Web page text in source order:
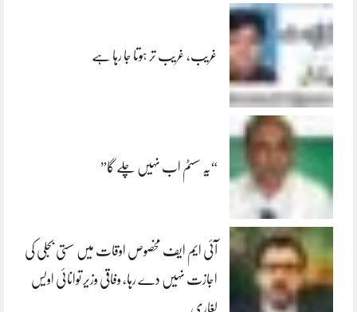
غریب، غریب تر ہوتا جا رہا ہے
“یہ سسٹم اب نہیں چلے گا”
آئی ایم ایف مخصوص اوقات میں سستی بجلی کی
اجازت نہیں دے رہا، وفاقی وزیر توانائی اویس
لغاری